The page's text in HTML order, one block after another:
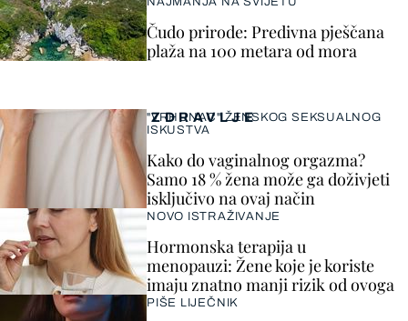
ZDRAVLJE
"VRHUNAC" ŽENSKOG SEKSUALNOG
ISKUSTVA
Kako do vaginalnog orgazma?
Samo 18 % žena može ga doživjeti
isključivo na ovaj način
NOVO ISTRAŽIVANJE
Hormonska terapija u
menopauzi: Žene koje je koriste
imaju znatno manji rizik od ovoga
PIŠE LIJEČNIK
Čudo prirode: Predivna pješčana
plaža na 100 metara od mora